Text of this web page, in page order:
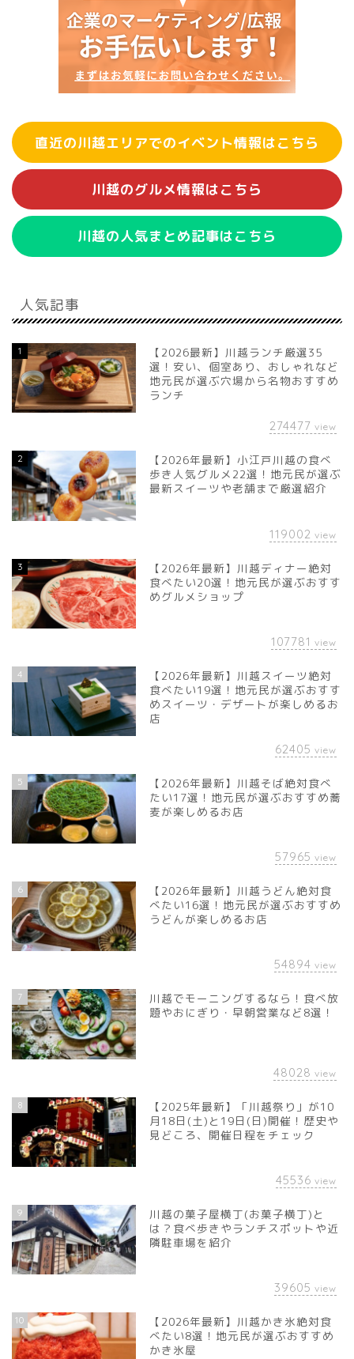
直近の川越エリアでのイベント情報はこちら
川越のグルメ情報はこちら
川越の人気まとめ記事はこちら
人気記事
1
【2026最新】川越ランチ厳選35
選！安い、個室あり、おしゃれなど
地元民が選ぶ穴場から名物おすすめ
ランチ
274477 view
2
【2026年最新】小江戸川越の食べ
歩き人気グルメ22選！地元民が選ぶ
最新スイーツや老舗まで厳選紹介
119002 view
3
【2026年最新】川越ディナー絶対
食べたい20選！地元民が選ぶおすす
めグルメショップ
107781 view
4
【2026年最新】川越スイーツ絶対
食べたい19選！地元民が選ぶおすす
めスイーツ・デザートが楽しめるお
店
62405 view
5
【2026年最新】川越そば絶対食べ
たい17選！地元民が選ぶおすすめ蕎
麦が楽しめるお店
57965 view
6
【2026年最新】川越うどん絶対食
べたい16選！地元民が選ぶおすすめ
うどんが楽しめるお店
54894 view
7
川越でモーニングするなら！食べ放
題やおにぎり・早朝営業など8選！
48028 view
8
【2025年最新】「川越祭り」が10
月18日(土)と19日(日)開催！歴史や
見どころ、開催日程をチェック
45536 view
9
川越の菓子屋横丁(お菓子横丁)と
は？食べ歩きやランチスポットや近
隣駐車場を紹介
39605 view
10
【2026年最新】川越かき氷絶対食
べたい8選！地元民が選ぶおすすめ
かき氷屋